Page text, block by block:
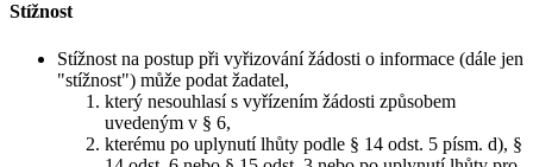
Stížnost
Stížnost na postup při vyřizování žádosti o informace (dále jen
"stížnost") může podat žadatel,
který nesouhlasí s vyřízením žádosti způsobem
uvedeným v § 6,
kterému po uplynutí lhůty podle § 14 odst. 5 písm. d), §